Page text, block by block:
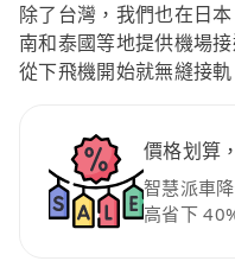
除了台灣，我們也在日
南和泰國等地提供機場
從下飛機開始就無縫接
價格划算
智慧派車
高省下